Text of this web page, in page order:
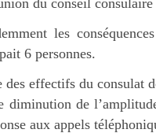
du conseil
les
6 personnes.
des effectifs du consulat
diminution de
aux appels